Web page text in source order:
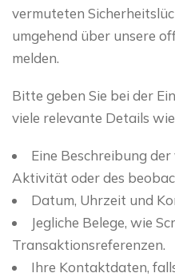
vermuteten
umgehend über unsere
melden.
Bitte geben Sie bei der
viele relevante Details
Eine Beschreibung
Aktivität oder des
Datum, Uhrzeit und
Jegliche Belege, wie
Transaktionsreferenzen.
Ihre Kontaktdaten,